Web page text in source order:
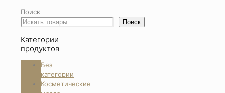
Поиск
Поиск
Категории
продуктов
Без
категории
Косметические